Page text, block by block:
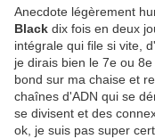
Anecdote légèrement
Black dix fois en deux
intégrale qui file si vite,
je dirais bien le 7e ou
bond sur ma chaise et
chaînes d'ADN qui se
se divisent et des
ok, je suis pas super